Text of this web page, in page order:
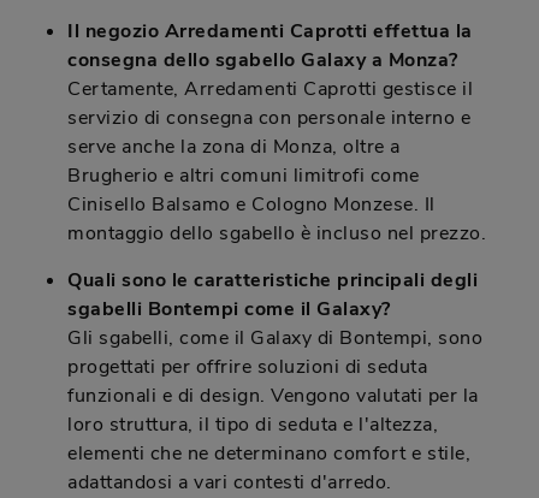
Il negozio Arredamenti Caprotti effettua la
consegna dello sgabello Galaxy a Monza?
Certamente, Arredamenti Caprotti gestisce il
servizio di consegna con personale interno e
serve anche la zona di Monza, oltre a
Brugherio e altri comuni limitrofi come
Cinisello Balsamo e Cologno Monzese. Il
montaggio dello sgabello è incluso nel prezzo.
Quali sono le caratteristiche principali degli
sgabelli Bontempi come il Galaxy?
Gli sgabelli, come il Galaxy di Bontempi, sono
progettati per offrire soluzioni di seduta
funzionali e di design. Vengono valutati per la
loro struttura, il tipo di seduta e l'altezza,
elementi che ne determinano comfort e stile,
adattandosi a vari contesti d'arredo.